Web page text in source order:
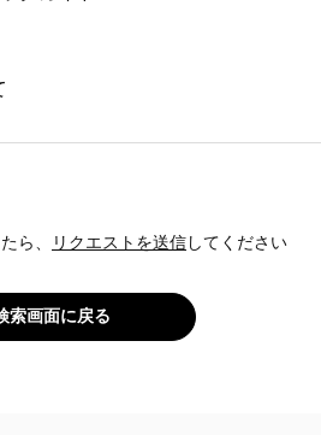
ら、 リクエストを送信してください
索画面に戻る